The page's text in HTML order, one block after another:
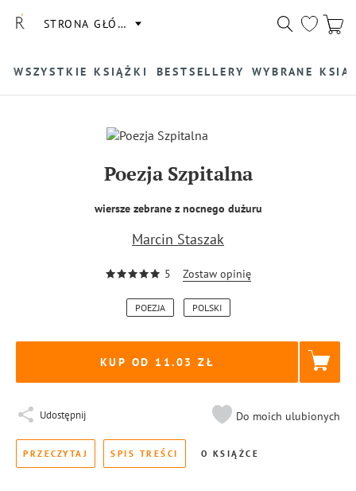
STRONA GŁÓWNA
WSZYSTKIE KSIĄŻKI BESTSELLERY WYBRANE
Poezja Szpitalna
wiersze zebrane z nocnego dużuru
Marcin Staszak
5 Zostaw opinię
POEZJA POLSKI
KUP OD 11.03
Udostępnij Do moich ulubionych
PRZECZYTAJ SPIS TREŚCI O KSIĄŻCE